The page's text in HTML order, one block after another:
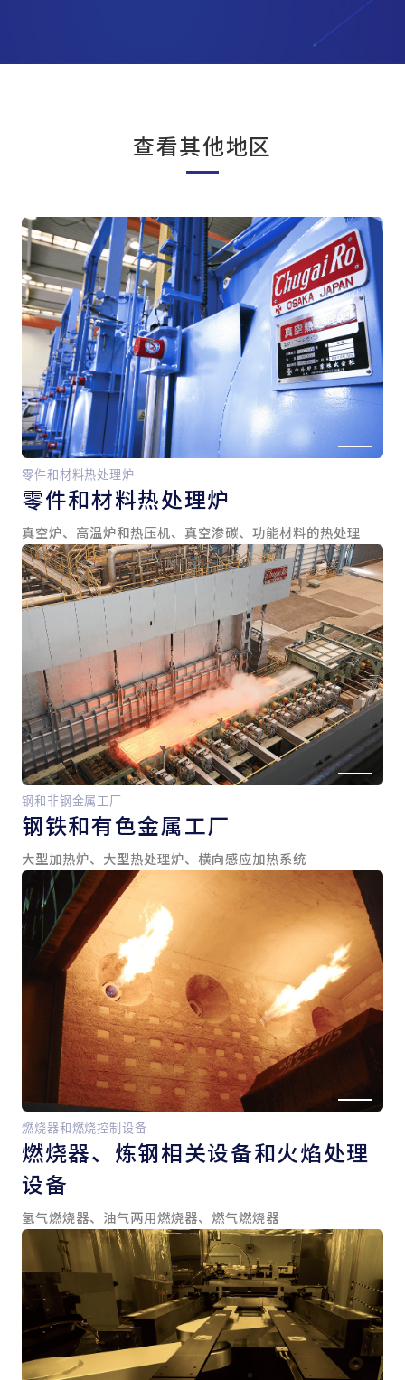
查看其他地区
零件和材料热处理炉
零件和材料热处理炉
真空炉、高温炉和热压机、真空渗碳、功能材料的热处理
钢和非钢金属工厂
钢铁和有色金属工厂
大型加热炉、大型热处理炉、横向感应加热系统
燃烧器和燃烧控制设备
燃烧器、 炼钢相关设备和火焰处理
设备
氢气燃烧器、油气两用燃烧器、燃气燃烧器